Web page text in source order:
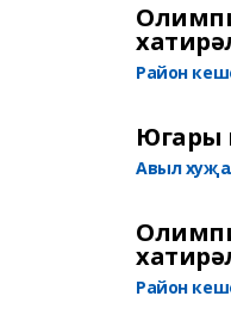
Район
Югары
Авыл
Район